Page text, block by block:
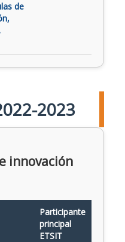
de
2023
innovación
Participante
principal
ETSIT